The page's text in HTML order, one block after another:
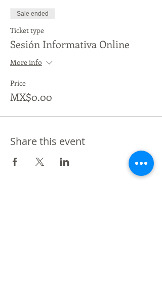
Sale ended
Ticket type
Sesión Informativa Online
More info
Price
MX$0.00
Share this event